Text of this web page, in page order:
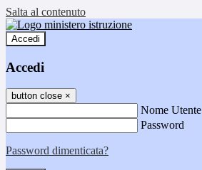
Salta al contenuto
Accedi
Accedi
button close ×
Nome Utente
Password
Password dimenticata?